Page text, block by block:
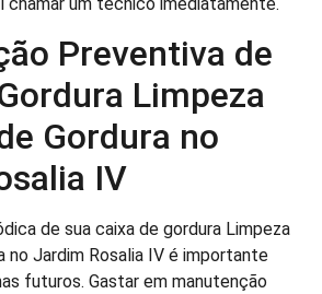
Preventiva de
Limpeza
Gordura no
IV
de sua caixa de gordura Limpeza
no Jardim Rosalia IV é importante
futuros. Gastar em manutenção